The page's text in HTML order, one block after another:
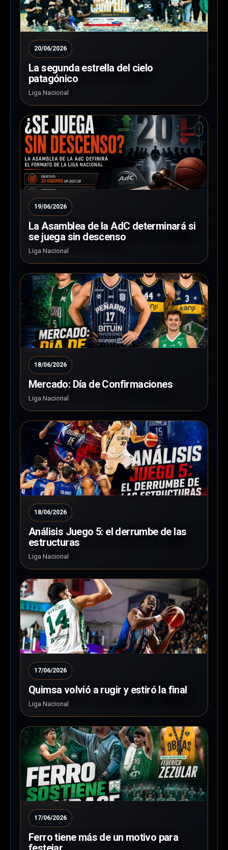
20/06/2026
La segunda estrella del cielo
patagónico
Liga Nacional
19/06/2026
La Asamblea de la AdC determinará si
se juega sin descenso
Liga Nacional
18/06/2026
Mercado: Día de Confirmaciones
Liga Nacional
18/06/2026
Análisis Juego 5: el derrumbe de las
estructuras
Liga Nacional
17/06/2026
Quimsa volvió a rugir y estiró la final
Liga Nacional
17/06/2026
Ferro tiene más de un motivo para